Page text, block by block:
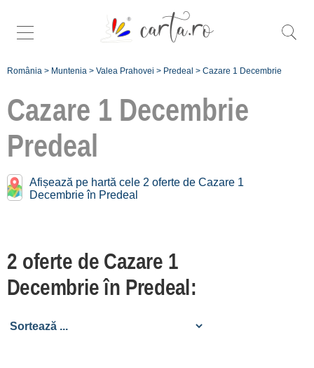
România > Muntenia > Valea Prahovei > Predeal > Cazare 1 Decembrie
Cazare 1 Decembrie
Predeal
Afișează pe hartă cele 2 oferte de Cazare 1
Decembrie în Predeal
2 oferte de Cazare 1
Decembrie în Predeal:
Oferte de 1 Decembrie în
Bușteni
[1 oferte la 17.6 km]
de cazare